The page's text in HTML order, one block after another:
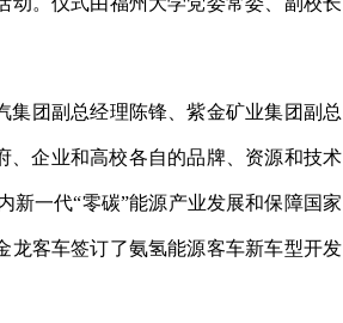
集团副总经理陈锋、紫金矿业集团副总
、企业和高校各自的品牌、资源和技术
新一代“零碳”能源产业发展和保障国家
龙客车签订了氨氢能源客车新车型开发